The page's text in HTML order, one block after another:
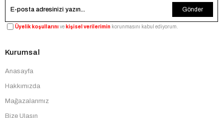
Gönder
Üyelik koşullarınıve kişisel verilerimin korunmasını kabul ediyorum.
Kurumsal
Anasayfa
Hakkımızda
Mağazalarımız
Bize Ulaşın